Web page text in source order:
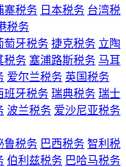
寨税务 日本税务 台湾税
税务
萄牙税务 捷克税务 立陶
税务 塞浦路斯税务 马耳
爱尔兰税务 英国税务
班牙税务 瑞典税务 瑞士
波兰税务 爱沙尼亚税务
鲁税务 巴西税务 智利税
伯利兹税务 巴哈马税务